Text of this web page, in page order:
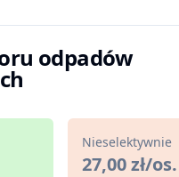
odpadów
Nieselektywnie
27,00 zł/os.